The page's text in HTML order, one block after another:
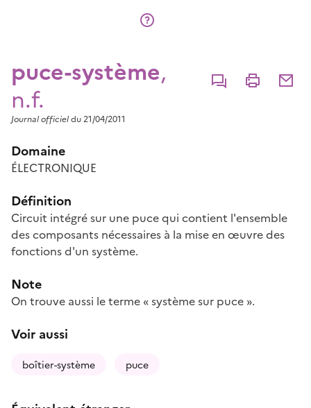
puce-système,
n.f.
CommenterImprimer
Journal officieldu 21/04/2011
Domaine
ÉLECTRONIQUE
Définition
Circuit intégré sur une puce qui contient l'ensemble
des composants nécessaires à la mise en œuvre des
fonctions d'un système.
Note
On trouve aussi le terme « système sur puce ».
Voir aussi
boîtier-système puce